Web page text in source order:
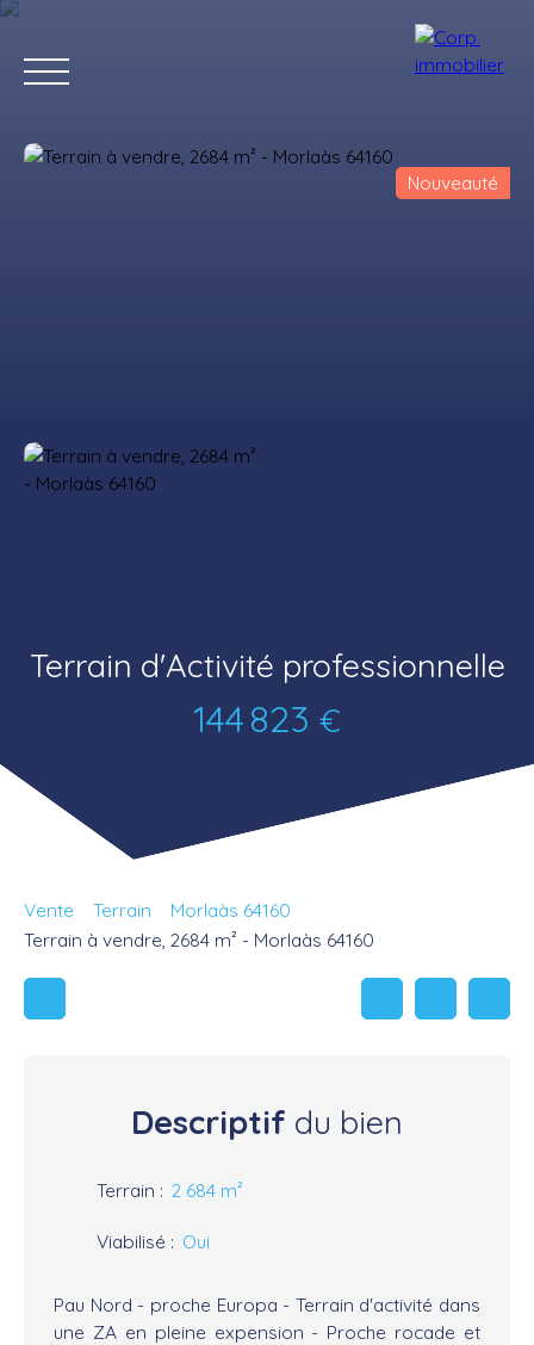
Nouveauté
Terrain d'Activité professionnelle
144 823 €
Vente Terrain
Morlaàs 64160
Terrain à vendre, 2684 m² - Morlaàs 64160
Descriptif du bien
Terrain : 2 684 m²
Viabilisé : Oui
Pau Nord - proche Europa - Terrain d'activité dans
une ZA en pleine expension - Proche rocade et